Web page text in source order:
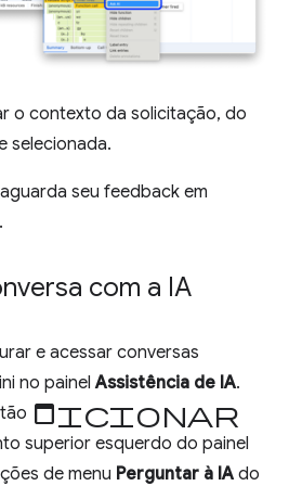
o contexto da solicitação, do
selecionada.
seu feedback em
.
com a IA
e acessar conversas
no painelAssistência de IA.
Adicionar
superior esquerdo do painel
de menu Perguntar à IA do